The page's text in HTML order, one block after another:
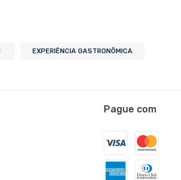
EXPERIÊNCIA GASTRONÔMICA
Pague com